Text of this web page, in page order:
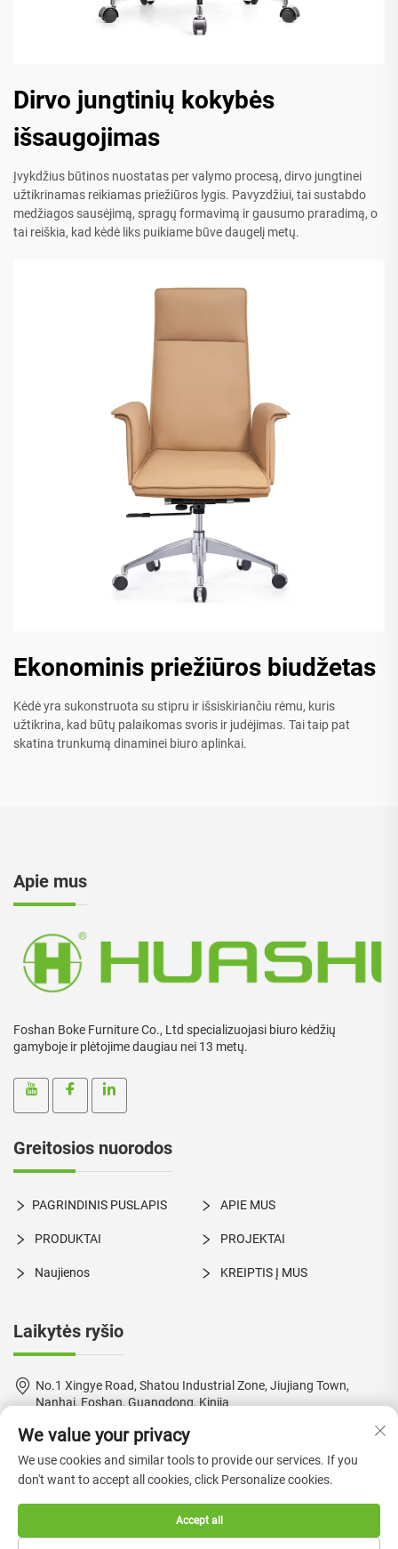
Dirvo jungtinių kokybės
išsaugojimas
Įvykdžius būtinos nuostatas per valymo procesą, dirvo jungtinei
užtikrinamas reikiamas priežiūros lygis. Pavyzdžiui, tai sustabdo
medžiagos sausėjimą, spragų formavimą ir gausumo praradimą, o
tai reiškia, kad kėdė liks puikiame būve daugelį metų.
Ekonominis priežiūros biudžetas
Kėdė yra sukonstruota su stipru ir išsiskiriančiu rėmu, kuris
užtikrina, kad būtų palaikomas svoris ir judėjimas. Tai taip pat
skatina trunkumą dinaminei biuro aplinkai.
Apie mus
Foshan Boke Furniture Co., Ltd specializuojasi biuro kėdžių
gamyboje ir plėtojime daugiau nei 13 metų.
Greitosios nuorodos
PAGRINDINIS PUSLAPIS APIE MUS
PRODUKTAI PROJEKTAI
Naujienos KREIPTIS Į MUS
Laikytės ryšio
No.1 Xingye Road, Shatou Industrial Zone, Jiujiang Town,
Nanhai, Foshan, Guangdong, Kinija
+86-18924550960
[email protected]
Autorinis teisės © 2024 Foshan Boke Furniture Co., Ltd. —
We value your privacy
We use cookies and similar tools to provide our services. If you
don't want to accept all cookies, click Personalize cookies.
Accept all